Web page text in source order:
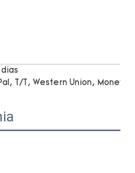
dias
T/T, Western Union,